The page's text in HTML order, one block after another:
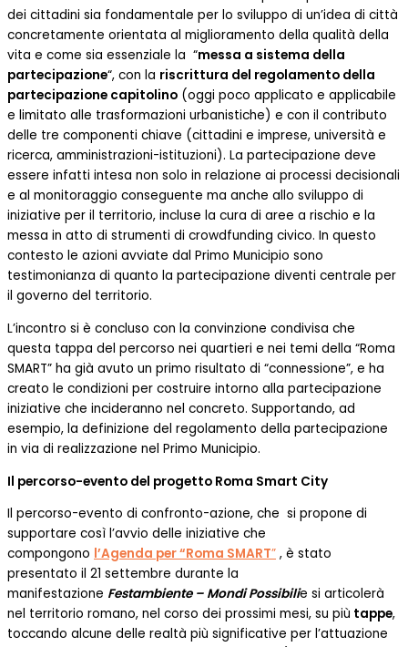
dei cittadini sia fondamentale per lo sviluppo di un’idea di città
concretamente orientata al miglioramento della qualità della
vita e come sia essenziale la “messa a sistema della
partecipazione“, con la riscrittura del regolamento della
partecipazione capitolino (oggi poco applicato e applicabile
e limitato alle trasformazioni urbanistiche) e con il contributo
delle tre componenti chiave (cittadini e imprese, università e
ricerca, amministrazioni-istituzioni). La partecipazione deve
essere infatti intesa non solo in relazione ai processi decisionali
e al monitoraggio conseguente ma anche allo sviluppo di
iniziative per il territorio, incluse la cura di aree a rischio e la
messa in atto di strumenti di crowdfunding civico. In questo
contesto le azioni avviate dal Primo Municipio sono
testimonianza di quanto la partecipazione diventi centrale per
il governo del territorio.
L’incontro si è concluso con la convinzione condivisa che
questa tappa del percorso nei quartieri e nei temi della “Roma
SMART” ha già avuto un primo risultato di “connessione”, e ha
creato le condizioni per costruire intorno alla partecipazione
iniziative che incideranno nel concreto. Supportando, ad
esempio, la definizione del regolamento della partecipazione
in via di realizzazione nel Primo Municipio.
Il percorso-evento del progetto Roma Smart City
Il percorso-evento di confronto-azione, che si propone di
supportare così l’avvio delle iniziative che
compongono l’Agenda per “Roma SMART” , è stato
presentato il 21 settembre durante la
manifestazione Festambiente – Mondi Possibilie si articolerà
nel territorio romano, nel corso dei prossimi mesi, su più tappe,
toccando alcune delle realtà più significative per l’attuazione